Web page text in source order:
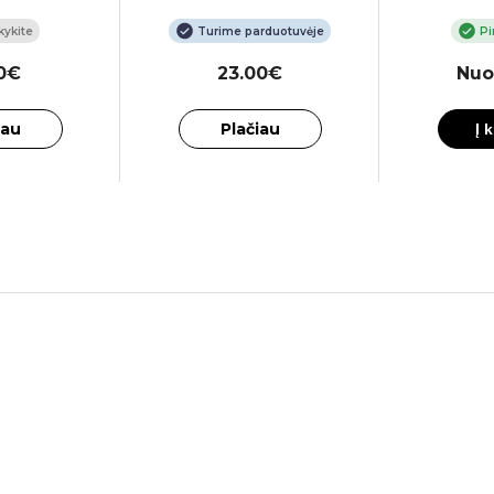
Turime parduotuvėje
23.00€
Plačiau Į